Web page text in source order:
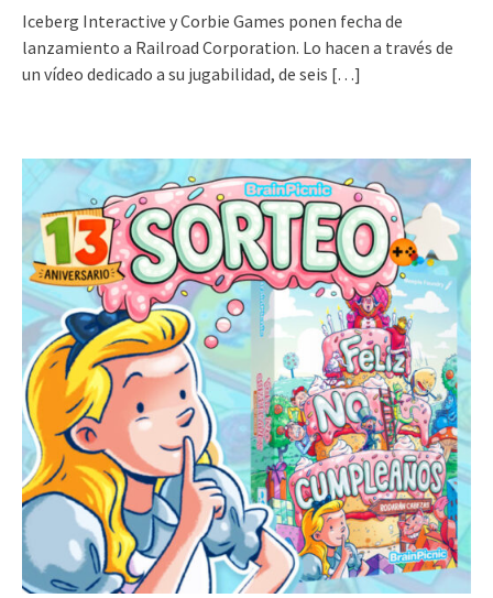
Iceberg Interactive y Corbie Games ponen fecha de
lanzamiento a Railroad Corporation. Lo hacen a través de
un vídeo dedicado a su jugabilidad, de seis […]